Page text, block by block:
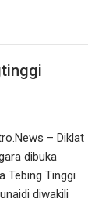
– Diklat
dibuka
Tebing Tinggi
diwakili